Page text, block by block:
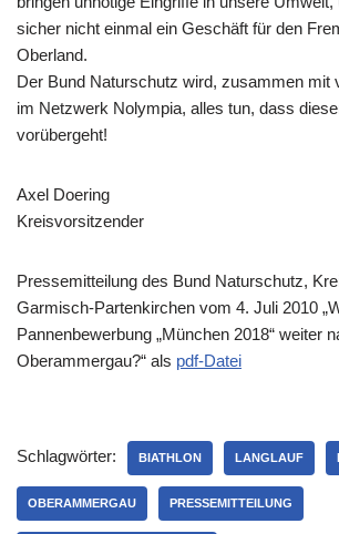
sicher nicht einmal ein Geschäft für den
Oberland.
Der Bund Naturschutz wird, zusammen mit
im Netzwerk Nolympia, alles tun, dass
vorübergeht!
Axel Doering
Kreisvorsitzender
Pressemitteilung des Bund Naturschutz,
Garmisch-Partenkirchen vom 4. Juli 2010
Pannenbewerbung „München 2018“ weiter
Oberammergau?“ als pdf-Datei
Schlagwörter: BIATHLON LANGLAUF
OBERAMMERGAU PRESSEMITTEILUNG